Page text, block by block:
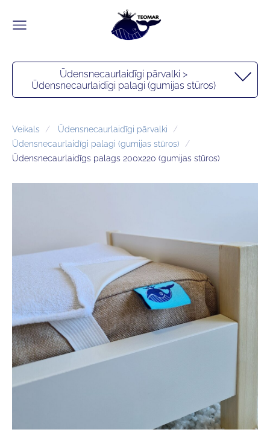
Ūdensnecaurlaidīgi pārvalki >
Ūdensnecaurlaidīgi palagi (gumijas stūros)
Veikals
Ūdensnecaurlaidīgi pārvalki
Ūdensnecaurlaidīgi palagi (gumijas stūros)
Ūdensnecaurlaidīgs palags 200x220 (gumijas stūros)